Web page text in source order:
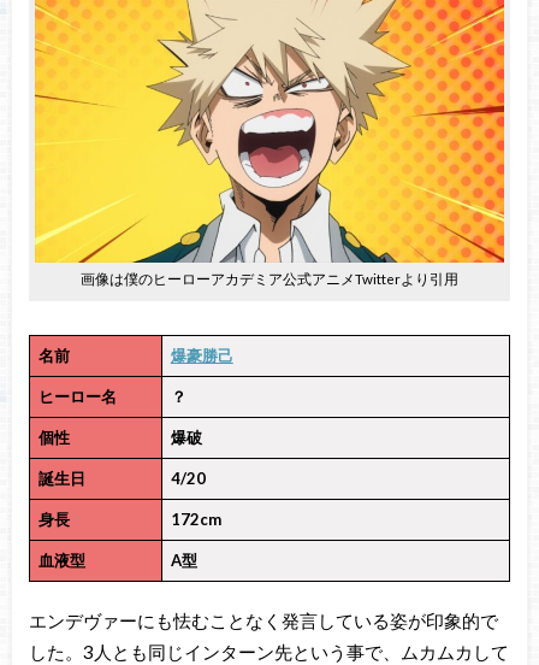
画像は僕のヒーローアカデミア公式アニメTwitterより引用
名前 爆豪勝己
ヒーロー名 ？
個性 爆破
誕生日 4/20
身長 172cm
血液型 A型
エンデヴァーにも怯むことなく発言している姿が印象的で
した。3人とも同じインターン先という事で、ムカムカして